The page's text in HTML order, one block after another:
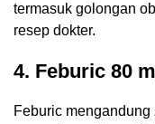
termasuk golongan
resep dokter.
4. Feburic 80
Feburic